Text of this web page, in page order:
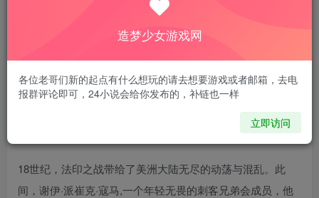
关于这款游戏
18世纪，法印之战带给了美洲大陆无尽的动荡与混乱。此
间，谢伊·派崔克·寇马,一个年轻无畏的刺客兄弟会成员，他
造梦少女游戏网
各位老哥们新的起点有什么想玩的请去想要游戏或者邮箱，去电
报群评论即可，24小说会给你发布的，补链也一样
立即访问